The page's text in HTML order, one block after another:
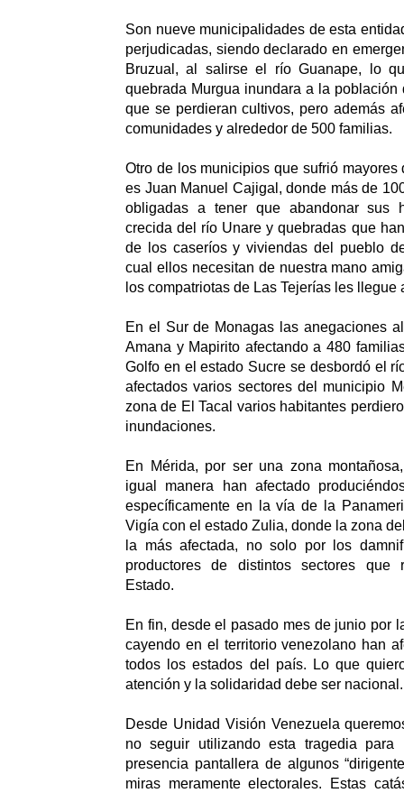
Son nueve municipalidades de esta
perjudicadas, siendo declarado en
Bruzual, al salirse el río Guanape, lo
quebrada Murgua inundara a la población
que se perdieran cultivos, pero además
comunidades y alrededor de 500 familias.
Otro de los municipios que sufrió mayores
es Juan Manuel Cajigal, donde más de
obligadas a tener que abandonar sus
crecida del río Unare y quebradas que
de los caseríos y viviendas del pueblo
cual ellos necesitan de nuestra mano
los compatriotas de Las Tejerías les llegue
En el Sur de Monagas las anegaciones
Amana y Mapirito afectando a 480
Golfo en el estado Sucre se desbordó el
afectados varios sectores del municipio
zona de El Tacal varios habitantes
inundaciones.
En Mérida, por ser una zona
igual manera han afectado
específicamente en la vía de la
Vigía con el estado Zulia, donde la zona
la más afectada, no solo por los
productores de distintos sectores que
Estado.
En fin, desde el pasado mes de junio por
cayendo en el territorio venezolano han
todos los estados del país. Lo que
atención y la solidaridad debe ser
Desde Unidad Visión Venezuela
no seguir utilizando esta tragedia para
presencia pantallera de algunos
miras meramente electorales. Estas